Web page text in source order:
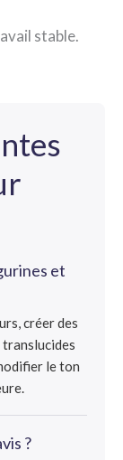
stable.
et
créer des
le ton
?